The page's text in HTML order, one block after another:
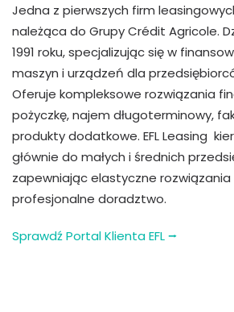
Jedna z pierwszych firm
należąca do Grupy Crédit Agricole.
1991 roku, specjalizując się w
maszyn i urządzeń dla
Oferuje kompleksowe rozwiązania
pożyczkę, najem długoterminowy,
produkty dodatkowe. EFL Leasing
głównie do małych i średnich
zapewniając elastyczne rozwiązania
profesjonalne doradztwo.
Sprawdź Portal Klienta EFL ⭢